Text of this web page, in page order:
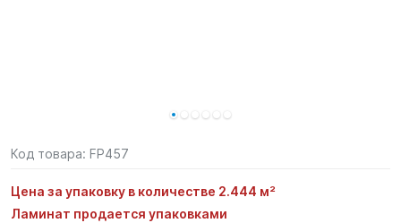
Код товара: FP457
Цена за упаковку в количестве 2.444 м²
Ламинат продается упаковками